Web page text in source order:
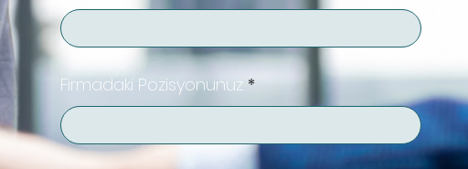
Firmadaki Pozisyonunuz